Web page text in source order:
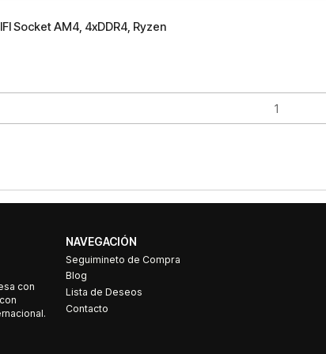
Socket AM4, 4xDDR4, Ryzen
con
NAVEGACIÓN
Seguimineto de Compra
Blog
Lista de Deseos
Contacto